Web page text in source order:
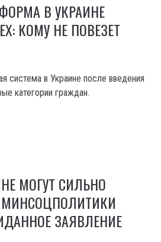
В УКРАИНЕ
КОМУ НЕ ПОВЕЗЕТ
система в Украине после введения
категории граждан.
МОГУТ СИЛЬНО
МИНСОЦПОЛИТИКИ
ЗАЯВЛЕНИЕ